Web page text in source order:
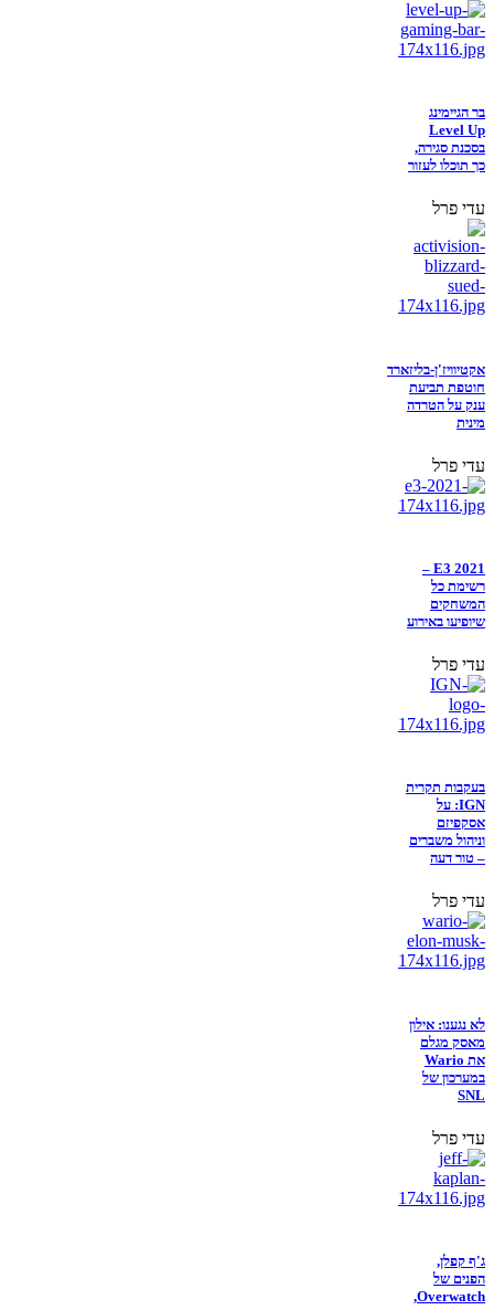
בר הגיימינג
Level Up
בסכנת סגירה,
כך תוכלו לעזור
עדי פרל
אקטיוויז'ן-בליזארד
חוטפת תביעת
ענק על הטרדה
מינית
עדי פרל
E3 2021 –
רשימת כל
המשחקים
שיופיעו באירוע
עדי פרל
בעקבות תקרית
IGN: על
אסקפיזם
וניהול משברים
– טור דעה
עדי פרל
לא נגענו: אילון
מאסק מגלם
את Wario
במערכון של
SNL
עדי פרל
ג'ף קפלן,
הפנים של
Overwatch,